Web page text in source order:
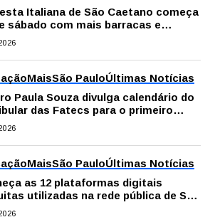
Italiana de São Caetano começa
sábado com mais barracas e
em decoração e atrações
MaisSão PauloÚltimas Notícias
Paula Souza divulga calendário do
das Fatecs para o primeiro
de 2027
MaisSão PauloÚltimas Notícias
as 12 plataformas digitais
utilizadas na rede pública de SP
a aprendizagem